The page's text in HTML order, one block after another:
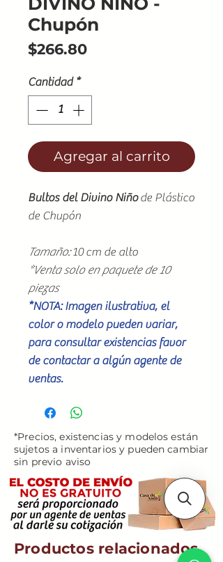
Chupón
$266.80Precio
Cantidad *
Agregar al carrito
Bultos del Divino Niñode Plástico
de Chupón
Tamaño:10 cm de alto
*Venta solo en paquete de 10
piezas
*NOTA: Imagen ilustrativa, el
color o modelo pueden variar,
para consultar existencias favor
de contactar a algún agente de
ventas.
*Precios, existencias y modelos están
sujetos a inventarios y pueden cambiar
sin previo aviso
Productos relacionados